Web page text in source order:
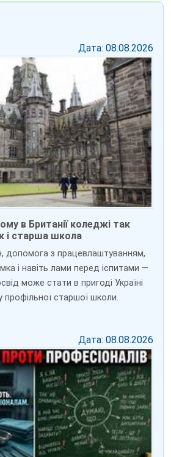
Дата: 08.08.2026
в Британії коледжі так
і старша школа
допомога з працевлаштуванням,
і навіть лами перед іспитами —
може стати в пригоді Україні
профільної старшої школи.
Дата: 08.08.2026